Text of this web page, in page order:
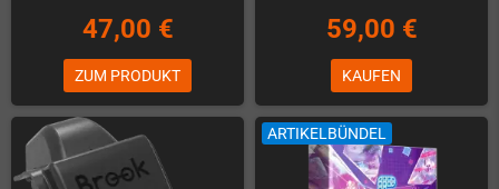
47,00 €
ZUM PRODUKT
59,00 €
KAUFEN
ARTIKELBÜNDEL